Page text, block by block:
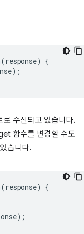
(response)
{
);
수신되고 있습니다.
함수를 변경할 수도
습니다.
(response)
{
);